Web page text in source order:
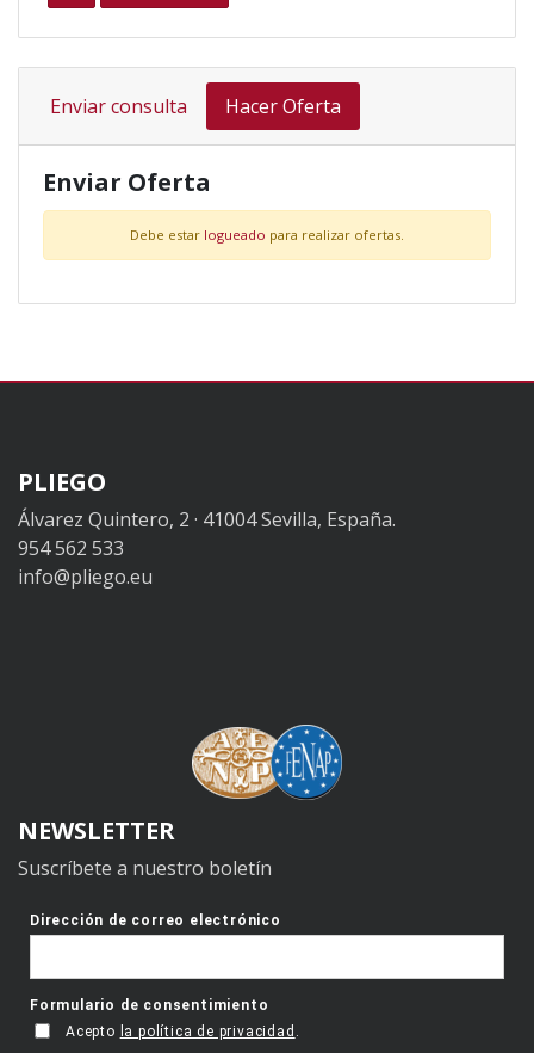
Enviar consulta Hacer Oferta
Enviar Oferta
Debe estar logueado para realizar ofertas.
PLIEGO
Álvarez Quintero, 2 · 41004 Sevilla, España.
954 562 533
info@pliego.eu
NEWSLETTER
Suscríbete a nuestro boletín